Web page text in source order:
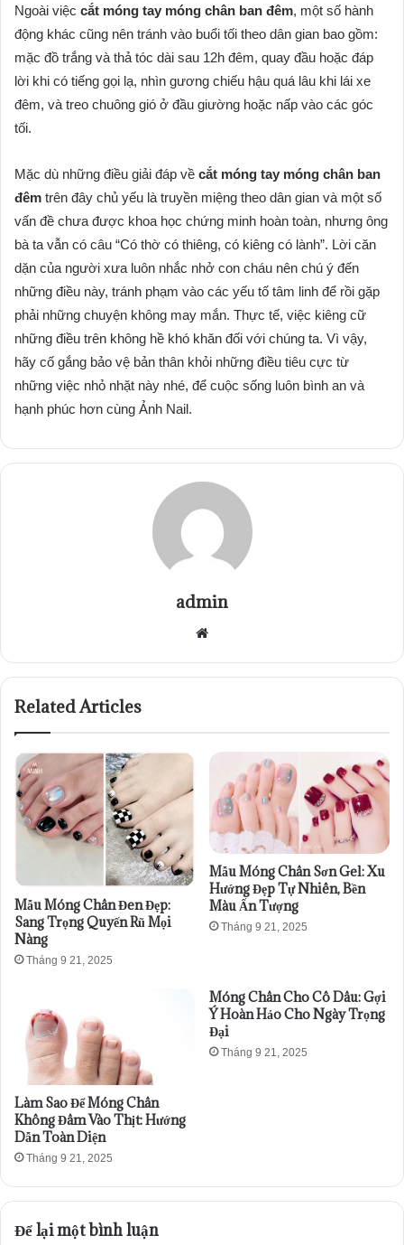
Ngoài việc cắt móng tay móng chân ban đêm, một số hành
động khác cũng nên tránh vào buổi tối theo dân gian bao gồm:
mặc đồ trắng và thả tóc dài sau 12h đêm, quay đầu hoặc đáp
lời khi có tiếng gọi lạ, nhìn gương chiếu hậu quá lâu khi lái xe
đêm, và treo chuông gió ở đầu giường hoặc nấp vào các góc
tối.
Mặc dù những điều giải đáp về cắt móng tay móng chân ban
đêm trên đây chủ yếu là truyền miệng theo dân gian và một số
vấn đề chưa được khoa học chứng minh hoàn toàn, nhưng ông
bà ta vẫn có câu “Có thờ có thiêng, có kiêng có lành”. Lời căn
dặn của người xưa luôn nhắc nhở con cháu nên chú ý đến
những điều này, tránh phạm vào các yếu tố tâm linh để rồi gặp
phải những chuyện không may mắn. Thực tế, việc kiêng cữ
những điều trên không hề khó khăn đối với chúng ta. Vì vậy,
hãy cố gắng bảo vệ bản thân khỏi những điều tiêu cực từ
những việc nhỏ nhặt này nhé, để cuộc sống luôn bình an và
hạnh phúc hơn cùng Ảnh Nail.
admin
Website
Related Articles
Mẫu Móng Chân Đen Đẹp:
Sang Trọng Quyến Rũ Mọi
Nàng
Tháng 9 21, 2025
Mẫu Móng Chân Sơn Gel: Xu
Hướng Đẹp Tự Nhiên, Bền
Màu Ấn Tượng
Tháng 9 21, 2025
Làm Sao Để Móng Chân
Không Đâm Vào Thịt: Hướng
Dẫn Toàn Diện
Tháng 9 21, 2025
Móng Chân Cho Cô Dâu: Gợi
Ý Hoàn Hảo Cho Ngày Trọng
Đại
Tháng 9 21, 2025
Để lại một bình luận